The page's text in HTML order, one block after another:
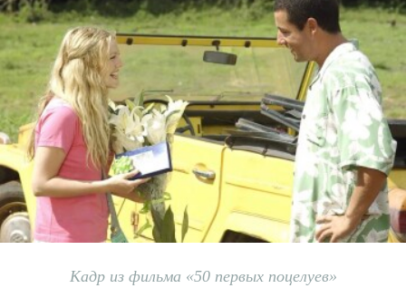
Кадр из фильма «50 первых поцелуев»